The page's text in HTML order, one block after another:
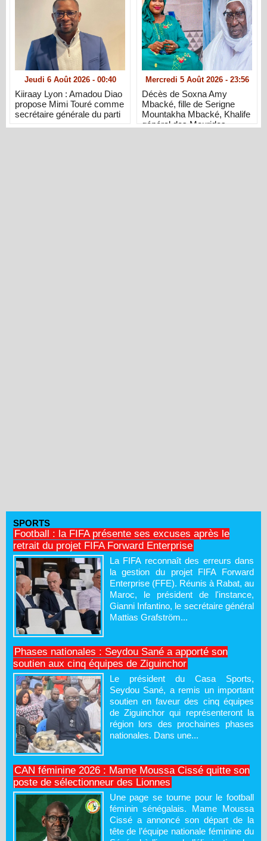
Jeudi 6 Août 2026 - 00:40
Kiiraay Lyon : Amadou Diao
propose Mimi Touré comme
secrétaire générale du parti
Mercredi 5 Août 2026 - 23:56
Décès de Soxna Amy
Mbacké, fille de Serigne
Mountakha Mbacké, Khalife
général des Mourides
SPORTS
Football : la FIFA présente ses excuses après le
retrait du projet FIFA Forward Enterprise
La FIFA reconnaît des erreurs dans
la gestion du projet FIFA Forward
Enterprise (FFE). Réunis à Rabat, au
Maroc, le président de l'instance,
Gianni Infantino, le secrétaire général
Mattias Grafström...
Phases nationales : Seydou Sané a apporté son
soutien aux cinq équipes de Ziguinchor
Le président du Casa Sports,
Seydou Sané, a remis un important
soutien en faveur des cinq équipes
de Ziguinchor qui représenteront la
région lors des prochaines phases
nationales. Dans une...
CAN féminine 2026 : Mame Moussa Cissé quitte son
poste de sélectionneur des Lionnes
Une page se tourne pour le football
féminin sénégalais. Mame Moussa
Cissé a annoncé son départ de la
tête de l’équipe nationale féminine du